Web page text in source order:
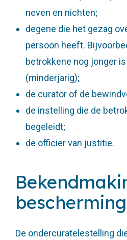
neven en nichten;
degene die het gezag
persoon heeft.
betrokkene nog jonger
(minderjarig);
de curator of de
de instelling die de
begeleidt;
de officier van justitie.
De ondercuratelestelling